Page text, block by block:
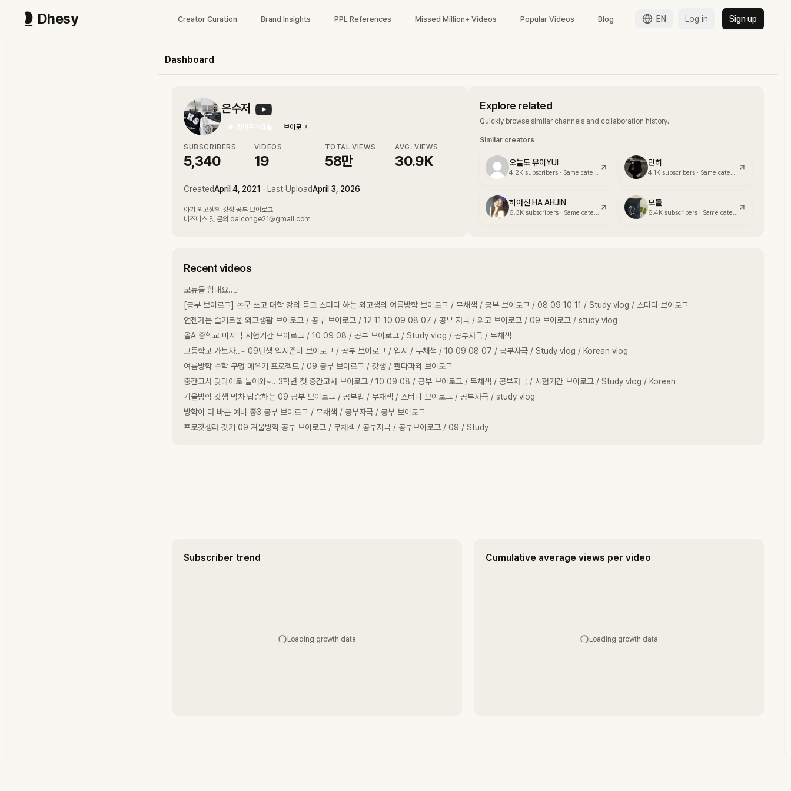
Dhesy Creator Curation Brand Insights PPL References Missed Million+ Videos Popular Videos Blog EN Log in Sign up
Dashboard
은수저
★ 라이프스타일 브이로그
SUBSCRIBERS
5,340
VIDEOS
19
TOTAL VIEWS
58만
AVG. VIEWS
30.9K
CreatedApril 4, 2021 Last UploadApril 3, 2026
아기 외고생의 갓생 공부 브이로그
비즈니스 및 문의 dalconge21@gmail.com
Explore related
Quickly browse similar channels and collaboration history.
Similar creators
오늘도 유이YUI
4.2K subscribers · Same category
민히
4.1K subscribers· Same category
하아진 HA AHJIN
6.3K subscribers · Same category
모롤
6.4K subscribers· Same category
Recent videos
모듀들 힘내요..🏻
[공부 브이로그] 논문 쓰고 대학 강의 듣고 스터디 하는 외고생의 여름방학 브이로그 / 무채색 / 공부 브이로그 / 08 09 10 11 / Study vlog / 스터디 브이로그
언젠가는 슬기로울 외고생활 브이로그 / 공부 브이로그 / 12 11 10 09 08 07 / 공부 자극 / 외고 브이로그 / 09 브이로그 / study vlog
올A 중학교 마지막 시험기간 브이로그 / 10 09 08 / 공부 브이로그 / Study vlog / 공부자극 / 무채색
고등학교 가보자..~ 09년생 입시준비 브이로그 / 공부 브이로그 / 입시 / 무채색 / 10 09 08 07 / 공부자극 / Study vlog / Korean vlog
여름방학 수학 구멍 메우기 프로젝트 / 09 공부 브이로그 / 갓생 / 콴다과외 브이로그
중간고사 맞다이로 들어와~.. 3학년 첫 중간고사 브이로그 / 10 09 08 / 공부 브이로그 / 무채색 / 공부자극 / 시험기간 브이로그 / Study vlog / Korean
겨울방학 갓생 막차 탑승하는 09 공부 브이로그 / 공부법 / 무채색 / 스터디 브이로그 / 공부자극 / study vlog
방학이 더 바쁜 예비 중3 공부 브이로그 / 무채색 / 공부자극 / 공부 브이로그
프로갓생러 갓기 09 겨울방학 공부 브이로그 / 무채색 / 공부자극 / 공부브이로그 / 09 / Study
Subscriber trend
Loading growth data
Cumulative average views per video
Loading growth data